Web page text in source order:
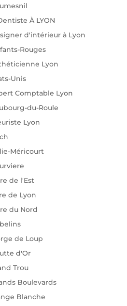
À LYON
d'intérieur à Lyon
Rouges
Lyon
Unis
Comptable Lyon
du-Roule
Lyon
Méricourt
de l'Est
de Lyon
du Nord
de Loup
d'Or
Trou
Boulevards
Blanche